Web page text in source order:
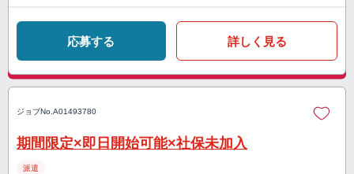
応募する 詳しく見る
ジョブNo. A01493780
期間限定×即日開始可能×社保未加入
派遣